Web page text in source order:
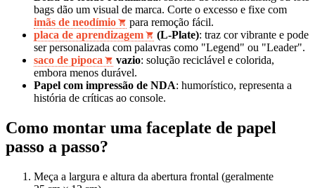
bags dão um visual de marca. Corte o excesso e fixe com
imãs de neodímio
para remoção fácil.
placa de aprendizagem
(L-Plate): traz cor vibrante e pode
ser personalizada com palavras como "Legend" ou "Leader".
saco de pipoca
vazio: solução reciclável e colorida,
embora menos durável.
Papel com impressão de NDA: humorístico, representa a
história de críticas ao console.
Como montar uma faceplate de papel
passo a passo?
Meça a largura e altura da abertura frontal (geralmente